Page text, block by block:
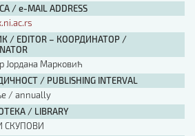
/ e-MAIL ADDRESS
/ EDITOR – КООРДИНАТОР /
Јордана Марковић
/ PUBLISHING INTERVAL
/ annually
/ LIBRARY
СКУПОВИ